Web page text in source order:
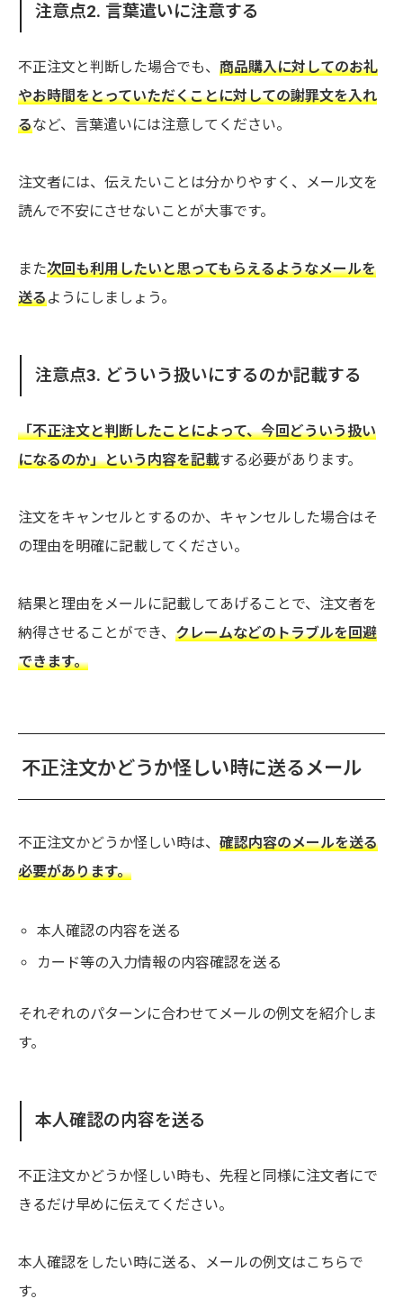
注意点2. 言葉遣いに注意する
不正注文と判断した場合でも、 商品購入に対してのお礼
やお時間をとっていただくことに対しての謝罪文を入れ
るなど、言葉遣いには注意してください。
注文者には、伝えたいことは分かりやすく、メール文を
読んで不安にさせないことが大事です。
また次回も利用したいと思ってもらえるようなメールを
送るようにしましょう。
注意点3. どういう扱いにするのか記載する
「不正注文と判断したことによって、今回どういう扱い
になるのか」という内容を記載する必要があります。
注文をキャンセルとするのか、キャンセルした場合はそ
の理由を明確に記載してください。
結果と理由をメールに記載してあげることで、注文者を
納得させることができ、 クレームなどのトラブルを回避
できます。
不正注文かどうか怪しい時に送るメール
不正注文かどうか怪しい時は、 確認内容のメールを送る
必要があります。
本人確認の内容を送る
カード等の入力情報の内容確認を送る
それぞれのパターンに合わせてメールの例文を紹介しま
す。
本人確認の内容を送る
不正注文かどうか怪しい時も、先程と同様に注文者にで
きるだけ早めに伝えてください。
本人確認をしたい時に送る、メールの例文はこちらで
す。